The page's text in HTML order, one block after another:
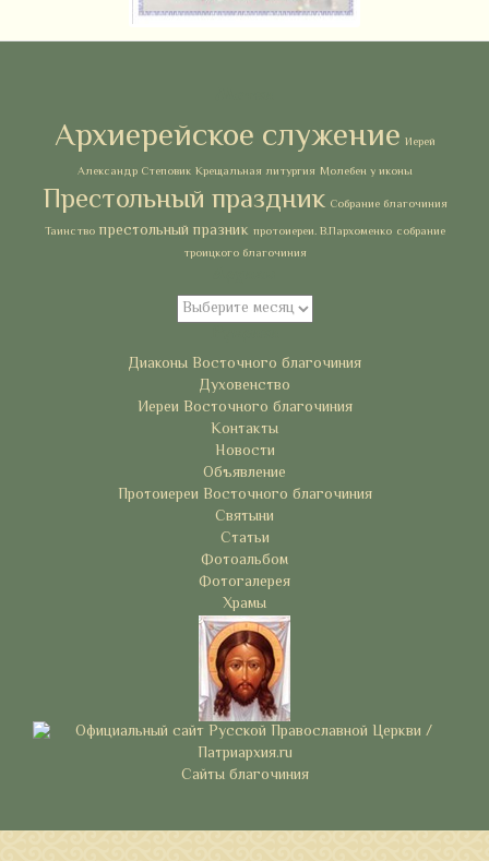
Архиерейское служение Иерей
Александр Степовик Крещальная литургия Молебен у иконы
Престольный праздник Собрание благочиния
Таинство престольный празник протоиереи. В.Пархоменко собрание
троицкого благочиния
Архивы
Диаконы Восточного благочиния
Духовенство
Иереи Восточного благочиния
Контакты
Новости
Объявление
Протоиереи Восточного благочиния
Святыни
Статьи
Фотоальбом
Фотогалерея
Храмы
Сайты благочиния